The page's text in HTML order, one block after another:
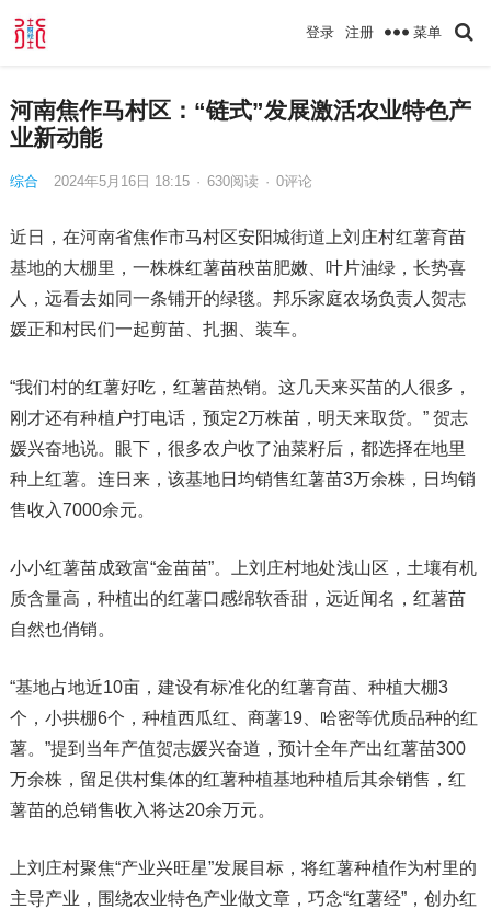
登录 注册 菜单
河南焦作马村区：“链式”发展激活农业特色产
业新动能
综合 2024年5月16日 18:15 · 630阅读 · 0评论
近日，在河南省焦作市马村区安阳城街道上刘庄村红薯育苗
基地的大棚里，一株株红薯苗秧苗肥嫩、叶片油绿，长势喜
人，远看去如同一条铺开的绿毯。邦乐家庭农场负责人贺志
媛正和村民们一起剪苗、扎捆、装车。
“我们村的红薯好吃，红薯苗热销。这几天来买苗的人很多，
刚才还有种植户打电话，预定2万株苗，明天来取货。” 贺志
媛兴奋地说。眼下，很多农户收了油菜籽后，都选择在地里
种上红薯。连日来，该基地日均销售红薯苗3万余株，日均销
售收入7000余元。
小小红薯苗成致富“金苗苗”。上刘庄村地处浅山区，土壤有机
质含量高，种植出的红薯口感绵软香甜，远近闻名，红薯苗
自然也俏销。
“基地占地近10亩，建设有标准化的红薯育苗、种植大棚3
个，小拱棚6个，种植西瓜红、商薯19、哈密等优质品种的红
薯。”提到当年产值贺志媛兴奋道，预计全年产出红薯苗300
万余株，留足供村集体的红薯种植基地种植后其余销售，红
薯苗的总销售收入将达20余万元。
上刘庄村聚焦“产业兴旺星”发展目标，将红薯种植作为村里的
主导产业，围绕农业特色产业做文章，巧念“红薯经”，创办红